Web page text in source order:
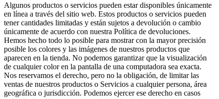
Algunos productos o servicios pueden estar disponibles únicamente
en línea a través del sitio web. Estos productos o servicios pueden
tener cantidades limitadas y están sujetos a devolución o cambio
únicamente de acuerdo con nuestra Política de devoluciones.
Hemos hecho todo lo posible para mostrar con la mayor precisión
posible los colores y las imágenes de nuestros productos que
aparecen en la tienda. No podemos garantizar que la visualización
de cualquier color en la pantalla de una computadora sea exacta.
Nos reservamos el derecho, pero no la obligación, de limitar las
ventas de nuestros productos o Servicios a cualquier persona, área
geográfica o jurisdicción. Podemos ejercer ese derecho en casos